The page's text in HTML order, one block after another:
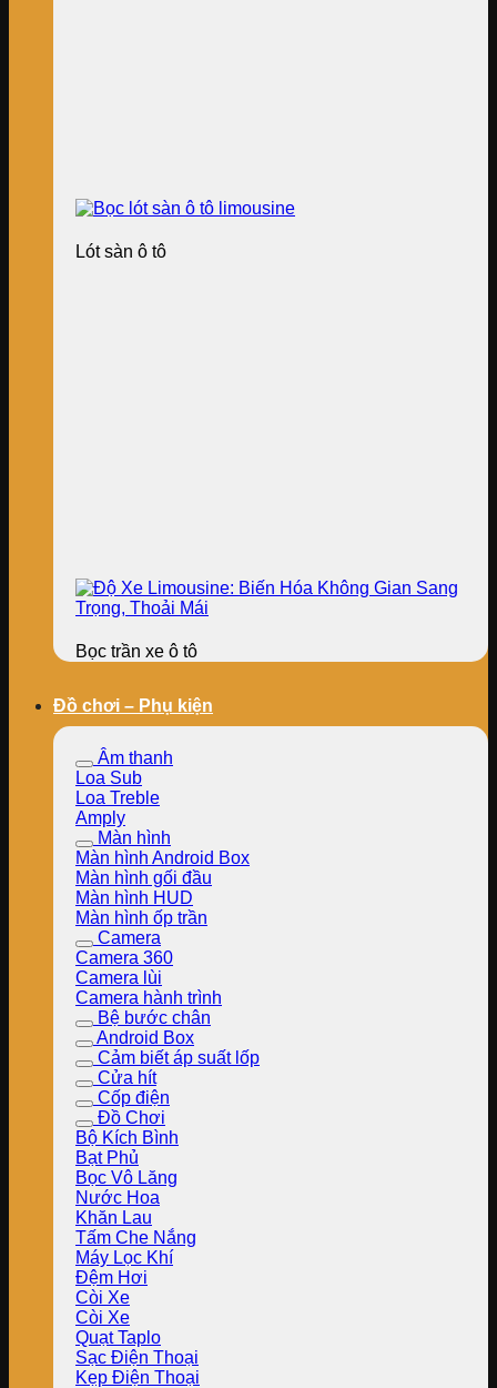
Lót sàn ô tô
Bọc trần xe ô tô
Đồ chơi – Phụ kiện
Âm thanh
Loa Sub
Loa Treble
Amply
Màn hình
Màn hình Android Box
Màn hình gối đầu
Màn hình HUD
Màn hình ốp trần
Camera
Camera 360
Camera lùi
Camera hành trình
Bệ bước chân
Android Box
Cảm biết áp suất lốp
Cửa hít
Cốp điện
Đồ Chơi
Bộ Kích Bình
Bạt Phủ
Bọc Vô Lăng
Nước Hoa
Khăn Lau
Tấm Che Nắng
Máy Lọc Khí
Đệm Hơi
Còi Xe
Còi Xe
Quạt Taplo
Sạc Điện Thoại
Kẹp Điện Thoại